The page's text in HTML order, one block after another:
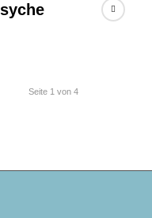
Seite 1 von 4